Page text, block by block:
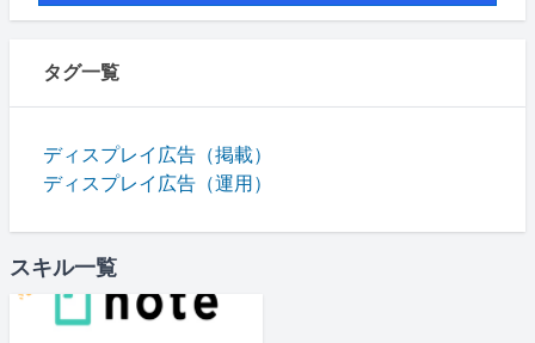
タグ一覧
ディスプレイ広告（掲載）
ディスプレイ広告（運用）
スキル一覧